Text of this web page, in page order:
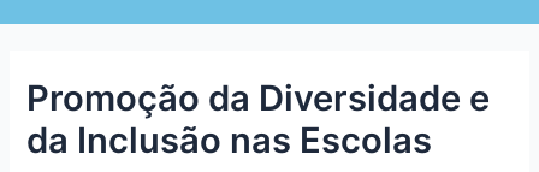
Promoção da Diversidade e
da Inclusão nas Escolas